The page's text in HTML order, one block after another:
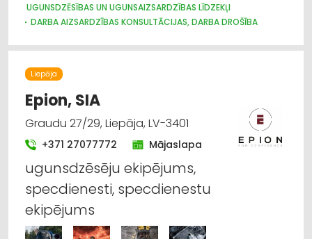
UGUNSDZĒSĪBAS UN UGUNSAIZSARDZĪBAS LĪDZEKĻI
DARBA AIZSARDZĪBAS KONSULTĀCIJAS, DARBA DROŠĪBA
Liepāja
Epion, SIA
Graudu 27/29, Liepāja, LV-3401
+371 27077772 Mājaslapa
ugunsdzēsēju ekipējums,
specdienesti, specdienestu
ekipējums